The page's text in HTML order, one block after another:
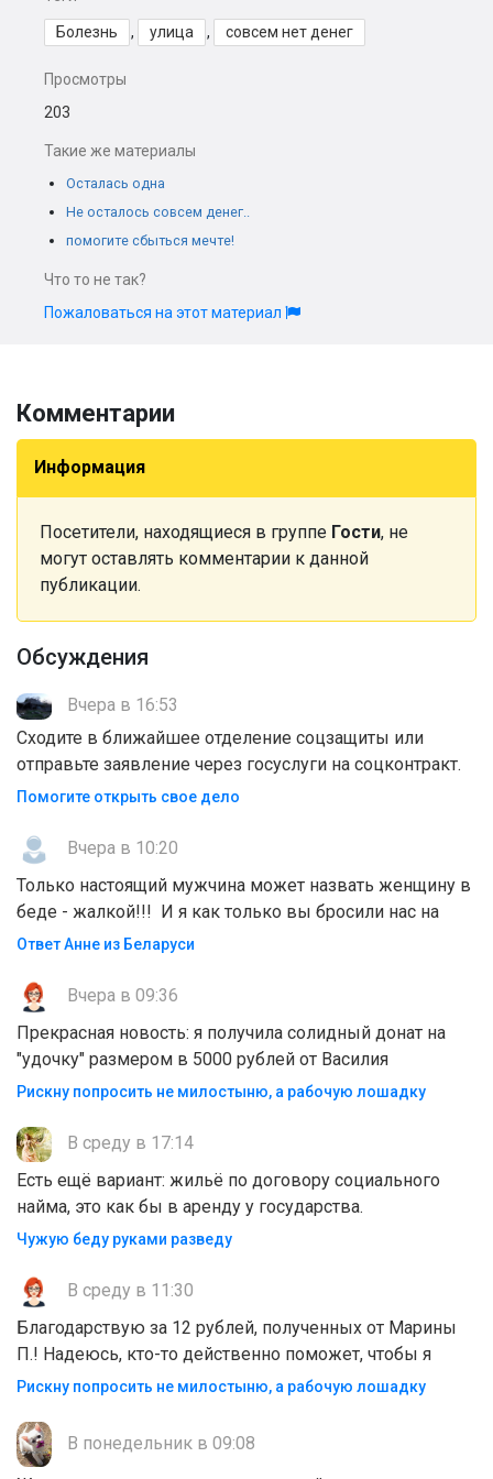
Болезнь , улица , совсем нет денег
Просмотры
203
Такие же материалы
Осталась одна
Не осталось совсем денег..
помогите сбыться мечте!
Что то не так?
Пожаловаться на этот материал
Комментарии
Информация
Посетители, находящиеся в группе Гости, не
могут оставлять комментарии к данной
публикации.
Обсуждения
Вчера в 16:53
Сходите в ближайшее отделение соцзащиты или
отправьте заявление через госуслуги на соцконтракт.
Помогите открыть свое дело
Вчера в 10:20
Только настоящий мужчина может назвать женщину в
беде - жалкой!!! И я как только вы бросили нас на
Ответ Анне из Беларуси
Вчера в 09:36
Прекрасная новость: я получила солидный донат на
"удочку" размером в 5000 рублей от Василия
Рискну попросить не милостыню, а рабочую лошадку
В среду в 17:14
Есть ещё вариант: жильё по договору социального
найма, это как бы в аренду у государства.
Чужую беду руками разведу
В среду в 11:30
Благодарствую за 12 рублей, полученных от Марины
П.! Надеюсь, кто-то действенно поможет, чтобы я
Рискну попросить не милостыню, а рабочую лошадку
В понедельник в 09:08